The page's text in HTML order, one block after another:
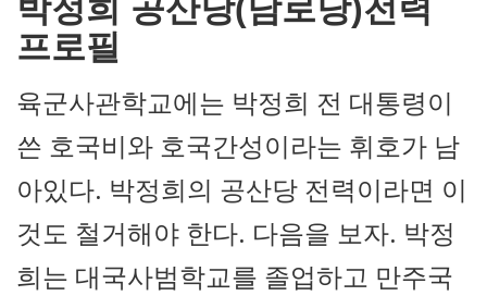
박정희 공산당(남로당)전력
프로필
육군사관학교에는 박정희 전 대통령이
쓴 호국비와 호국간성이라는 휘호가 남
아있다. 박정희의 공산당 전력이라면 이
것도 철거해야 한다. 다음을 보자. 박정
희는 대국사범학교를 졸업하고 만주국